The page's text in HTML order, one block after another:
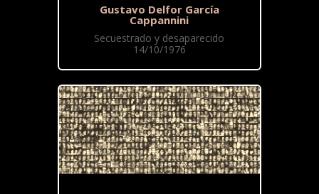
Gustavo Delfor García
Cappannini
Secuestrado y desaparecido
14/10/1976